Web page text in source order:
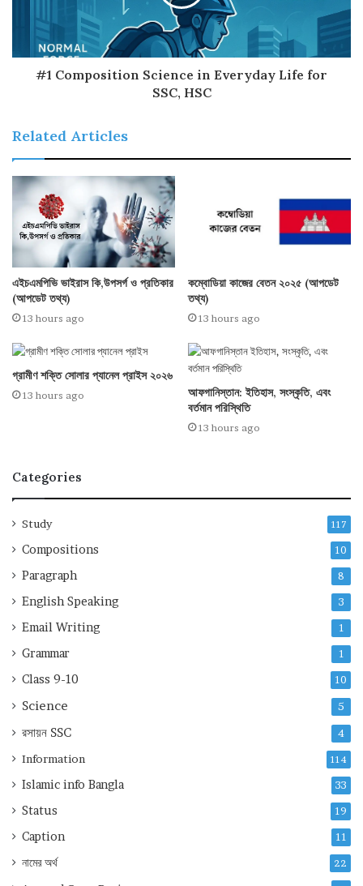
#1 Composition Science in Everyday Life for
SSC, HSC
Related Articles
এইচএমপিভি ভাইরাস কি,উপসর্গ ও প্রতিকার
(আপডেট তথ্য)
13 hours ago
কম্বোডিয়া কাজের বেতন ২০২৫ (আপডেট
তথ্য)
13 hours ago
গ্রামীণ শক্তি সোলার প্যানেল প্রাইস ২০২৬
13 hours ago
আফগানিস্তান: ইতিহাস, সংস্কৃতি, এবং
বর্তমান পরিস্থিতি
13 hours ago
Categories
Study 117
Compositions 10
Paragraph 8
English Speaking 3
Email Writing 1
Grammar 1
Class 9-10 10
Science 5
রসায়ন SSC 4
Information 114
Islamic info Bangla 33
Status 19
Caption 11
নামের অর্থ 22